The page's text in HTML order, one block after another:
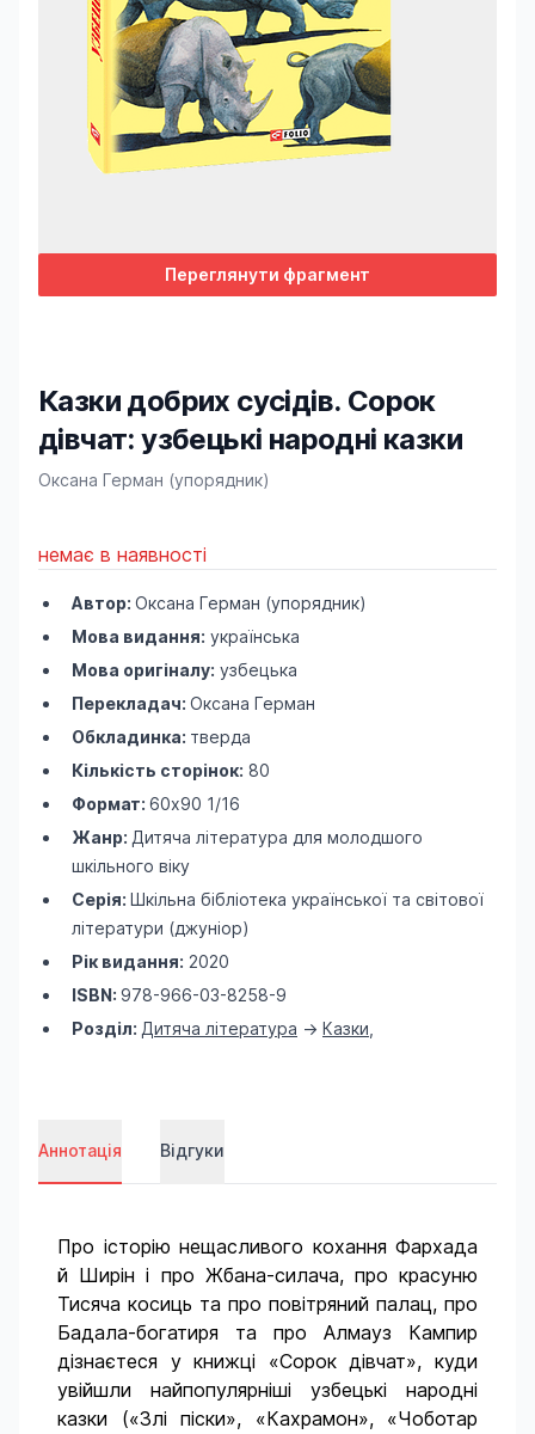
Переглянути фрагмент
Казки добрих сусідів. Сорок
дівчат: узбецькі народні казки
Product information
Оксана Герман (упорядник)
немає в наявності
Автор: Оксана Герман (упорядник)
Мова видання: українська
Мова оригіналу: узбецька
Перекладач: Оксана Герман
Обкладинка: тверда
Кількість сторінок: 80
Формат: 60х90 1/16
Жанр: Дитяча література для молодшого
шкільного віку
Серія: Шкільна бібліотека української та світової
літератури (джуніор)
Рік видання: 2020
ISBN: 978-966-03-8258-9
Розділ: Дитяча література -> Казки
Аннотація Відгуки
Про історію нещасливого кохання Фархада
й Ширін і про Жбана-силача, про красуню
Тисяча косиць та про повітряний палац, про
Бадала-богатиря та про Алмауз Кампир
дізнаєтеся у книжці «Сорок дівчат», куди
увійшли найпопулярніші узбецькі народні
казки («Злі піски», «Кахрамон», «Чоботар